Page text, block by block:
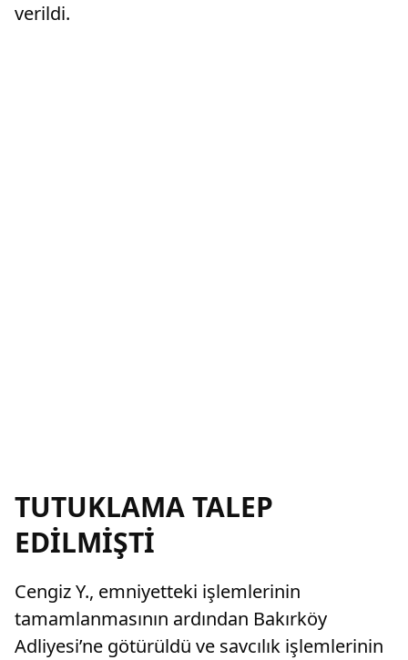
verildi.
TUTUKLAMA TALEP
EDİLMİŞTİ
Cengiz Y., emniyetteki işlemlerinin
tamamlanmasının ardından Bakırköy
Adliyesi’ne götürüldü ve savcılık işlemlerinin